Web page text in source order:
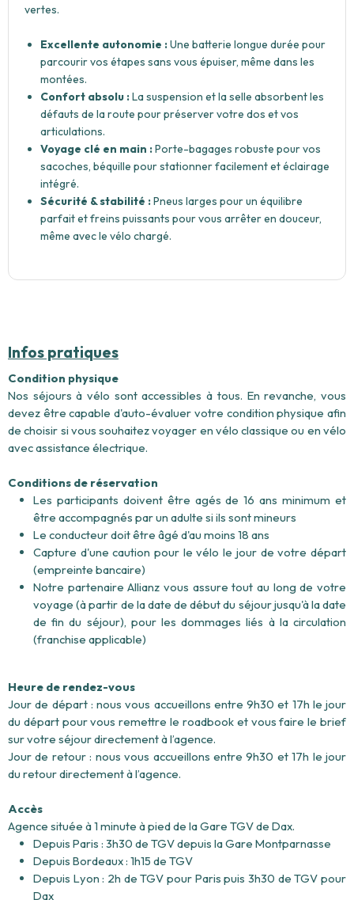
vertes.
Excellente autonomie :Une batterie longue durée pour
parcourir vos étapes sans vous épuiser, même dans les
montées.
Confort absolu :La suspension et la selle absorbent les
défauts de la route pour préserver votre dos et vos
articulations.
Voyage clé en main :Porte-bagages robuste pour vos
sacoches, béquille pour stationner facilement et éclairage
intégré.
Sécurité & stabilité :Pneus larges pour un équilibre
parfait et freins puissants pour vous arrêter en douceur,
même avec le vélo chargé.
Infos pratiques
Condition physique
Nos séjours à vélo sont accessibles à tous. En revanche, vous
devez être capable d'auto-évaluer votre condition physique afin
de choisir si vous souhaitez voyager en vélo classique ou en vélo
avec assistance électrique.
Conditions de réservation
Les participants doivent être agés de 16 ans minimum et
être accompagnés par un adulte si ils sont mineurs
Le conducteur doit être âgé d'au moins 18 ans
Capture d'une caution pour le vélo le jour de votre départ
(empreinte bancaire)
Notre partenaire Allianz vous assure tout au long de votre
voyage (à partir de la date de début du séjour jusqu'à la date
de fin du séjour), pour les dommages liés à la circulation
(franchise applicable)
Heure de rendez-vous
Jour de départ : nous vous accueillons entre 9h30 et 17h le jour
du départ pour vous remettre le roadbook et vous faire le brief
sur votre séjour directement à l’agence.
Jour de retour : nous vous accueillons entre 9h30 et 17h le jour
du retour directement à l’agence.
Accès
Agence située à 1 minute à pied de la Gare TGV de Dax.
Depuis Paris : 3h30 de TGV depuis la Gare Montparnasse
Depuis Bordeaux : 1h15 de TGV
Depuis Lyon : 2h de TGV pour Paris puis 3h30 de TGV pour
Dax